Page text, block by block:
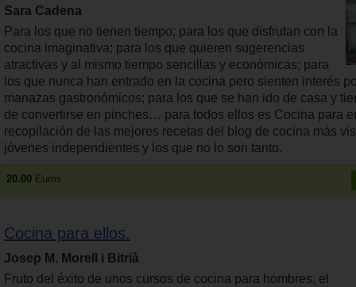
Sara Cadena
Para los que no tienen tiempo; para los que disfrutan con la
cocina imaginativa; para los que quieren sugerencias
atractivas y al mismo tiempo sencillas y económicas; para
los que nunca han entrado en la cocina pero sienten interés
manazas gastronómicos; para los que se han ido de casa y
de convertirse en pinches… para todos ellos es Cocina para
recopilación de las mejores recetas del blog de cocina más
jóvenes independientes y los que no lo son tanto.
20.00 Euros
Cocina para ellos.
Josep M. Morell i Bitrià
Fruto del éxito de unos cursos de cocina para hombres, el